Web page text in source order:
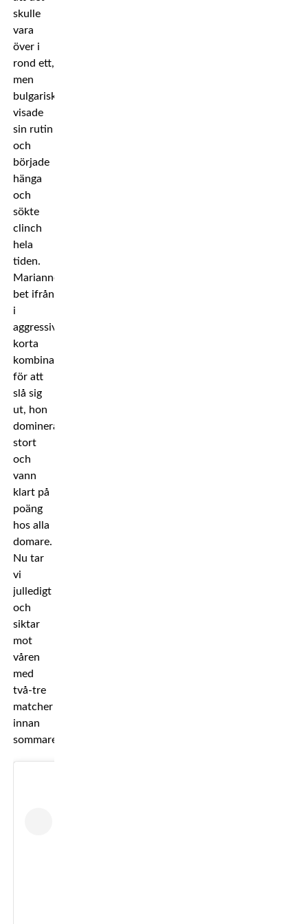
skulle
vara
över i
rond ett,
men
bulgariskan
visade
sin rutin
och
började
hänga
och
sökte
clinch
hela
tiden.
Marianne
bet ifrån
i
aggressiva
korta
kombinationer
för att
slå sig
ut, hon
dominerade
stort
och
vann
klart på
poäng
hos alla
domare.
Nu tar
vi
julledigt
och
siktar
mot
våren
med
två-tre
matcher
innan
sommaren.